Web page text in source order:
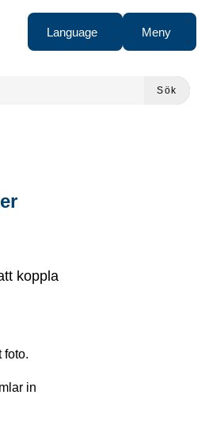
Language Meny
Sök
koppla
foto.
in